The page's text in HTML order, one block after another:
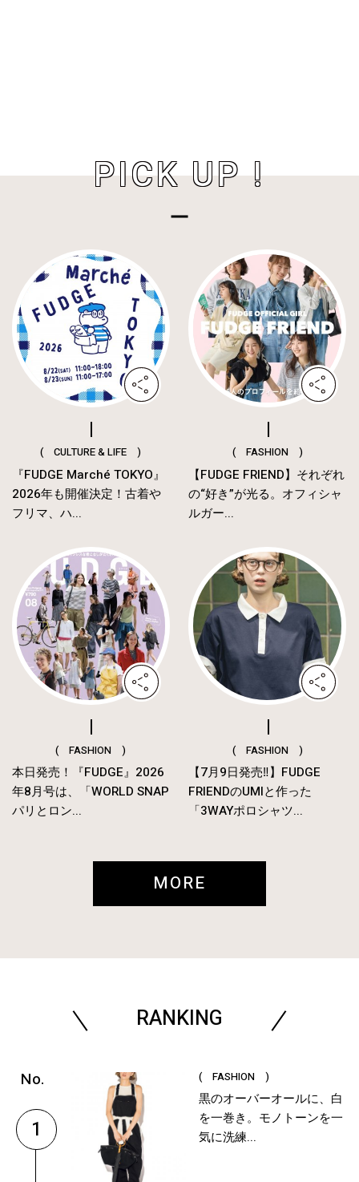
PICK UP !
( CULTURE & LIFE )
『FUDGE Marché TOKYO』
2026年も開催決定！古着や
フリマ、ハ...
( FASHION )
【FUDGE FRIEND】それぞれ
の“好き”が光る。オフィシャ
ルガー...
( FASHION )
本日発売！『FUDGE』2026
年8月号は、「WORLD SNAP
パリとロン...
( FASHION )
【7月9日発売‼︎】FUDGE
FRIENDのUMIと作った
「3WAYポロシャツ...
MORE
RANKING
1
( FASHION )
黒のオーバーオールに、白
を一巻き。モノトーンを一
気に洗練...